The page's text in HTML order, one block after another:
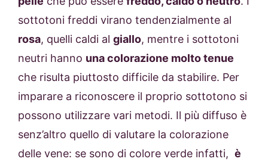
sottotoni freddi virano tendenzialmente al
rosa, quelli caldi al giallo, mentre i sottotoni
neutri hanno una colorazione molto tenue
che risulta piuttosto difficile da stabilire. Per
imparare a riconoscere il proprio sottotono si
possono utilizzare vari metodi. Il più diffuso è
senz’altro quello di valutare la colorazione
delle vene: se sono di colore verde infatti, è